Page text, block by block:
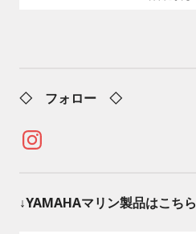
◇ フォロー ◇
Instagram
↓YAMAHAマリン製品はこちら